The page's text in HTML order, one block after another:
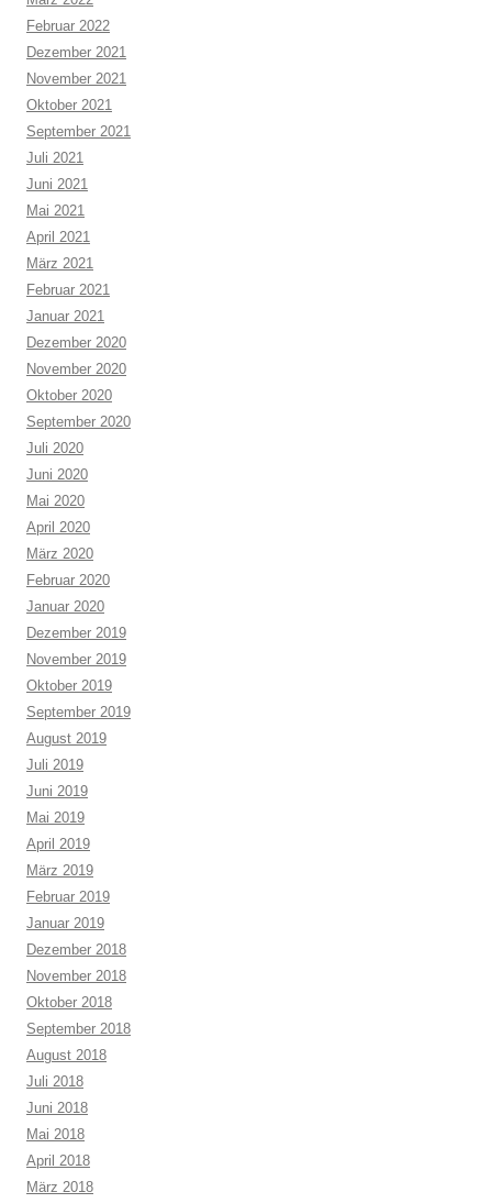
Februar 2022
Dezember 2021
November 2021
Oktober 2021
September 2021
Juli 2021
Juni 2021
Mai 2021
April 2021
März 2021
Februar 2021
Januar 2021
Dezember 2020
November 2020
Oktober 2020
September 2020
Juli 2020
Juni 2020
Mai 2020
April 2020
März 2020
Februar 2020
Januar 2020
Dezember 2019
November 2019
Oktober 2019
September 2019
August 2019
Juli 2019
Juni 2019
Mai 2019
April 2019
März 2019
Februar 2019
Januar 2019
Dezember 2018
November 2018
Oktober 2018
September 2018
August 2018
Juli 2018
Juni 2018
Mai 2018
April 2018
März 2018